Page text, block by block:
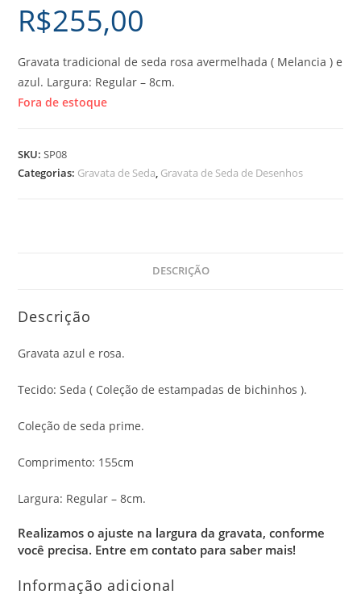
R$255,00
Gravata tradicional de seda rosa avermelhada ( Melancia ) e
azul. Largura: Regular – 8cm.
Fora de estoque
SKU:SP08
Categorias: Gravata de Seda, Gravata de Seda de Desenhos
DESCRIÇÃO
Descrição
Gravata azul e rosa.
Tecido: Seda ( Coleção de estampadas de bichinhos ).
Coleção de seda prime.
Comprimento: 155cm
Largura: Regular – 8cm.
Realizamos o ajuste na largura da gravata, conforme
você precisa. Entre em contato para saber mais!
Informação adicional